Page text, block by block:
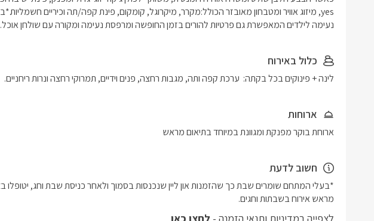
נעימה לילדים המאפשרת גם פרטיות להורים בזמן החופשה ומרפסת נעימה ומקורה עם שולחן אוכל.
כלול באירוח
לינה + פינוקים בכל בקתה:  ערכת קפה ותה, מגבות רחצה, פנים וידיים, תמרוקי רחצה ונרות ריחניים.
ארוחות
ארוחת בוקר מפנקת ומגוונת במיוחד בתיאום מראש
חשוב לדעת
מראש אירוח בשבתות וחגים.
לצפייה במדיניות ותנאי הזמנה - לחצו כאן